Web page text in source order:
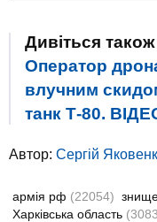
Дивіться
Оператор
влучним
танк Т-80.
Автор: Сергій
армія рф (22054)
Харківська область